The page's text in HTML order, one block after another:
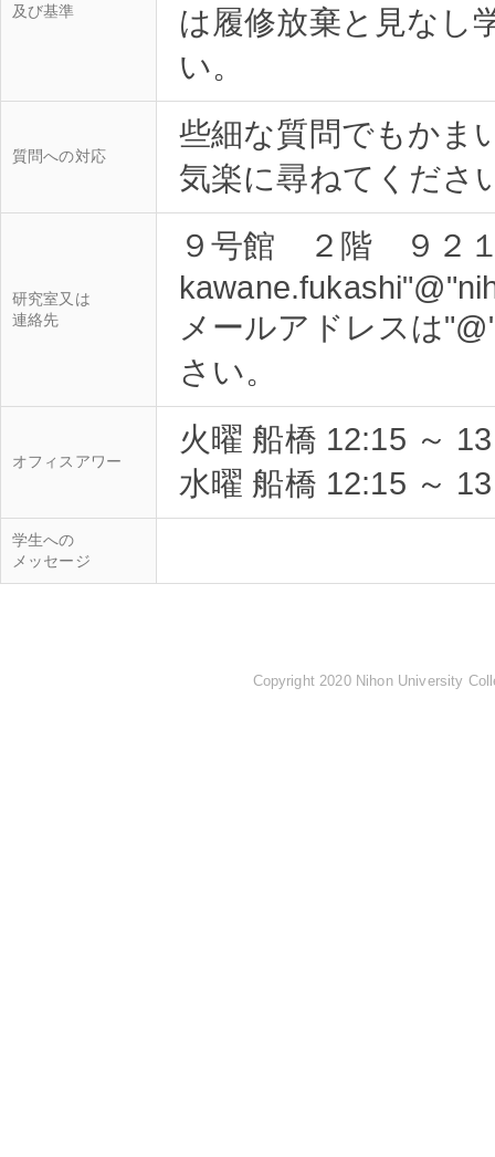
及び基準
は履修放棄と見なし
質問への対応
些細な質問でもかま
研究室又は
連絡先
９号館 ２階 ９２
メールアドレスは
オフィスアワー
火曜 船橋 12:15 ～
水曜 船橋 12:15 ～
学生への
メッセージ
Copyright 2020 Nihon University